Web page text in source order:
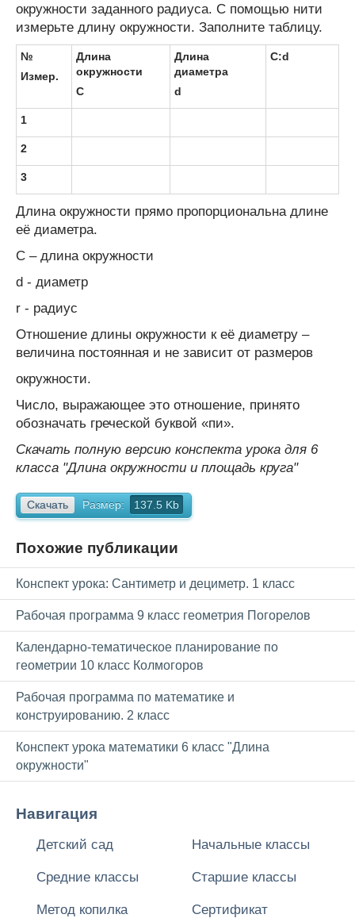
окружности заданного радиуса. С помощью нити
измерьте длину окружности. Заполните таблицу.
№
Измер.
Длина
окружности
С
Длина
диаметра
d
C:d
1
2
3
Длина окружности прямо пропорциональна длине
её диаметра.
С – длина окружности
d - диаметр
r - радиус
Отношение длины окружности к её диаметру –
величина постоянная и не зависит от размеров
окружности.
Число, выражающее это отношение, принято
обозначать греческой буквой «пи».
Скачать полную версию конспекта урока для 6
класса "Длина окружности и площадь круга"
Скачать Размер: 137.5 Kb
Похожие публикации
Конспект урока: Сантиметр и дециметр. 1 класс
Рабочая программа 9 класс геометрия Погорелов
Календарно-тематическое планирование по
геометрии 10 класс Колмогоров
Рабочая программа по математике и
конструированию. 2 класс
Конспект урока математики 6 класс "Длина
окружности"
Навигация
Детский сад Начальные классы
Средние классы Старшие классы
Метод копилка Сертификат